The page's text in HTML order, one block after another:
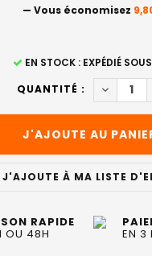
— Vous économisez
EN STOCK : EXPÉDIÉ
QUANTITÉ :
J'AJOUTE À MA LISTE
RAPIDE
OU 48H EN 3